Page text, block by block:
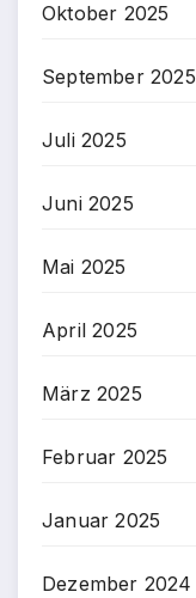
Oktober 2025
September 2025
Juli 2025
Juni 2025
Mai 2025
April 2025
März 2025
Februar 2025
Januar 2025
Dezember 2024